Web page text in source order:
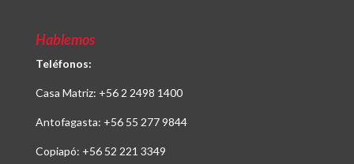
Hablemos
Teléfonos:
Casa Matriz: +56 2 2498 1400
Antofagasta: +56 55 277 9844
Copiapó: +56 52 221 3349